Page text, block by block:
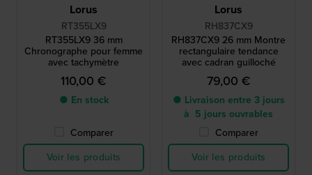
Lorus
RT355LX9
RT355LX9 36 mm
Chronographe pour femme
avec tachymètre
110,00 €
● En stock
Comparer
Voir les produits
Lorus
RH837CX9
RH837CX9 26 mm Montre
rectangulaire tendance
avec cadran guilloché
79,00 €
● Livraison entre 3 jours
à 5 jours ouvrables
Comparer
Voir les produits